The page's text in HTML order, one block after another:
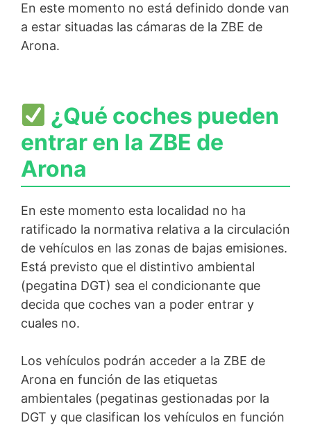
En este momento no está definido donde van
a estar situadas las cámaras de la ZBE de
Arona.
¿Qué coches pueden
entrar en la ZBE de
Arona
En este momento esta localidad no ha
ratificado la normativa relativa a la circulación
de vehículos en las zonas de bajas emisiones.
Está previsto que el distintivo ambiental
(pegatina DGT) sea el condicionante que
decida que coches van a poder entrar y
cuales no.
Los vehículos podrán acceder a la ZBE de
Arona en función de las etiquetas
ambientales (pegatinas gestionadas por la
DGT y que clasifican los vehículos en función